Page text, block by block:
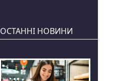
ОСТАННІ НОВИНИ